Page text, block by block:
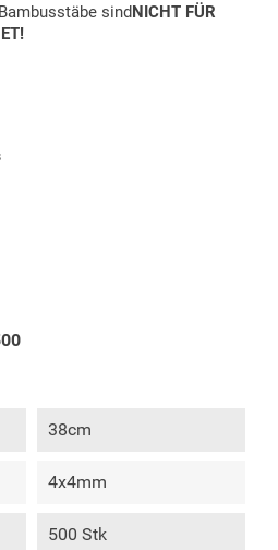
sindNICHT FÜR
38cm
4x4mm
500 Stk